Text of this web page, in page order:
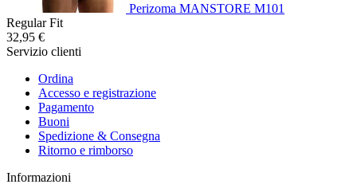
Perizoma MANSTORE M101
Regular Fit
32,95 €
Servizio clienti
Ordina
Accesso e registrazione
Pagamento
Buoni
Spedizione & Consegna
Ritorno e rimborso
Informazioni